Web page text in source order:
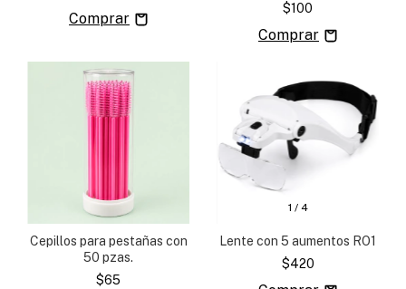
$100
Cepillos para pestañas con
50 pzas.
$65
1 / 4
Lente con 5 aumentos RO1
$420